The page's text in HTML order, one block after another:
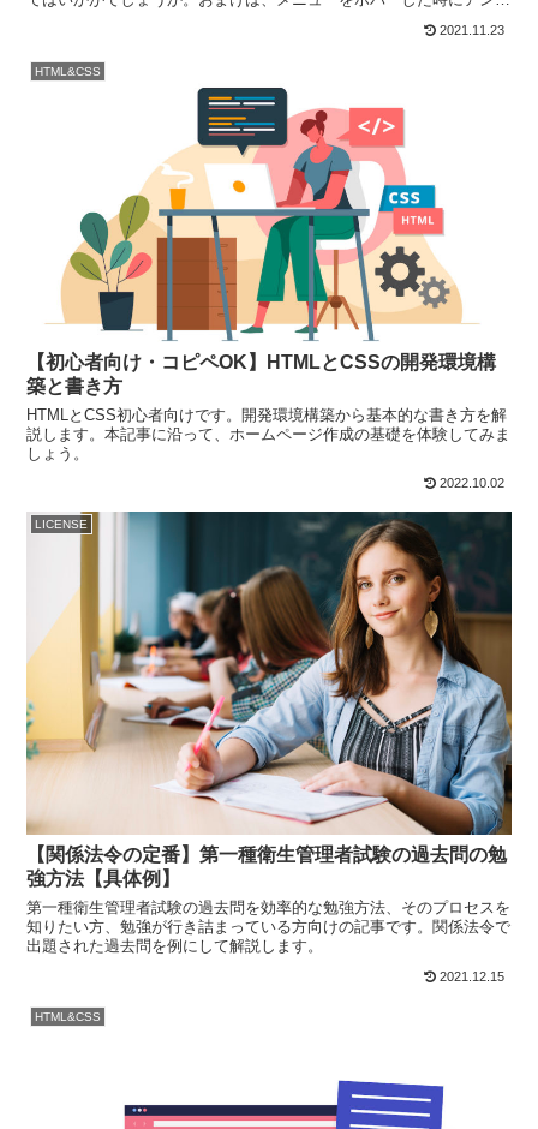
2021.11.23
HTML&CSS
【初心者向け・コピペOK】HTMLとCSSの開発環境構
築と書き方
HTMLとCSS初心者向けです。開発環境構築から基本的な書き方を解
説します。本記事に沿って、ホームページ作成の基礎を体験してみま
しょう。
2022.10.02
LICENSE
【関係法令の定番】第一種衛生管理者試験の過去問の勉
強方法【具体例】
第一種衛生管理者試験の過去問を効率的な勉強方法、そのプロセスを
知りたい方、勉強が行き詰まっている方向けの記事です。関係法令で
出題された過去問を例にして解説します。
2021.12.15
HTML&CSS